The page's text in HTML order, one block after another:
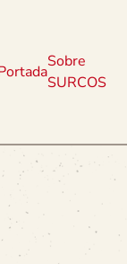
Sobre
SURCOS